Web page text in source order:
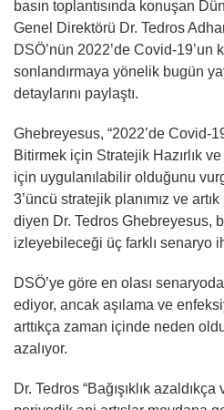
basın toplantısında konuşan
Genel Direktörü Dr. Tedros
DSÖ’nün 2022’de Covid-19’un
sonlandırmaya yönelik bugün
detaylarını paylaştı.
Ghebreyesus, “2022’de Covid-
Bitirmek için Stratejik Hazırlık
için uygulanılabilir olduğunu
3’üncü stratejik planımız ve
diyen Dr. Tedros Ghebreyesus,
izleyebileceği üç farklı senaryo
DSÖ’ye göre en olası
ediyor, ancak aşılama ve
arttıkça zaman içinde neden
azalıyor.
Dr. Tedros “Bağışıklık